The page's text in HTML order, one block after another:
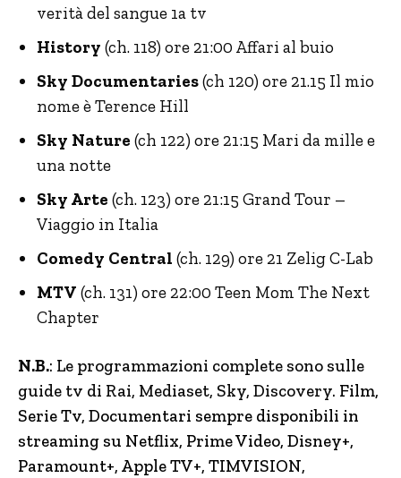
verità del sangue 1a tv
History (ch. 118) ore 21:00 Affari al buio
Sky Documentaries(ch 120) ore 21.15 Il mio
nome è Terence Hill
Sky Nature (ch 122) ore 21:15 Mari da mille e
una notte
Sky Arte (ch. 123) ore 21:15 Grand Tour –
Viaggio in Italia
Comedy Central (ch. 129) ore 21 Zelig C-Lab
MTV (ch. 131) ore 22:00 Teen Mom The Next
Chapter
N.B.: Le programmazioni complete sono sulle
guide tv di Rai, Mediaset, Sky, Discovery. Film,
Serie Tv, Documentari sempre disponibili in
streaming su Netflix, Prime Video, Disney+,
Paramount+, Apple TV+, TIMVISION,